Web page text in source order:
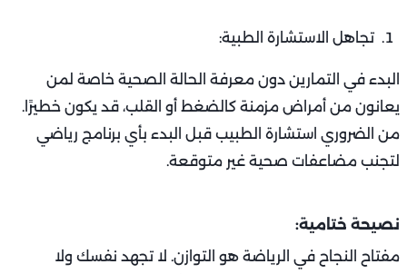
تجاهل الاستشارة الطبية:
البدء في التمارين دون معرفة الحالة الصحية خاصة لمن
يعانون من أمراض مزمنة كالضغط أو القلب، قد يكون خطيرًا.
من الضروري استشارة الطبيب قبل البدء بأي برنامج رياضي
لتجنب مضاعفات صحية غير متوقعة.
نصيحة ختامية:
مفتاح النجاح في الرياضة هو التوازن. لا تجهد نفسك ولا